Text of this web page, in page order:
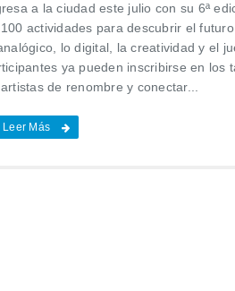
a la ciudad este julio con su 6ª
actividades para descubrir el
lo digital, la creatividad y el
ya pueden inscribirse en los
de renombre y conectar...
Leer Más